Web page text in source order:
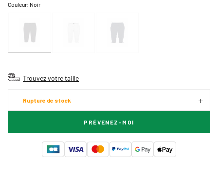
Couleur: Noir
Trouvez votre taille
Rupture de stock
PRÉVENEZ-MOI